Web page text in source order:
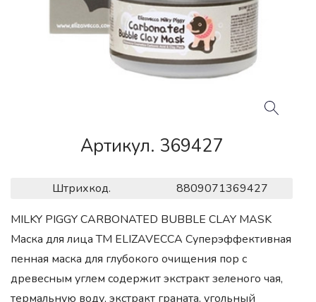
Артикул. 369427
Штрихкод.
8809071369427
MILKY PIGGY CARBONATED BUBBLE CLAY MASK
Маска для лица ТМ ELIZAVECCA Суперэффективная
пенная маска для глубокого очищения пор с
древесным углем содержит экстракт зеленого чая,
термальную воду, экстракт граната, угольный